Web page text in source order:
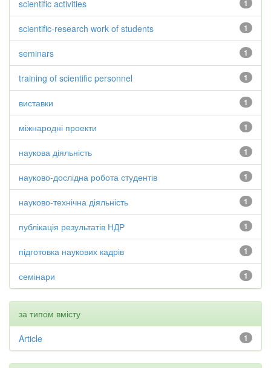
1
scientific activities
1
scientific-research work of students
1
seminars
1
training of scientific personnel
1
виставки
1
міжнародні проекти
1
наукова діяльність
1
науково-дослідна робота студентів
1
науково-технічна діяльність
1
публікація результатів НДР
1
підготовка наукових кадрів
1
семінари
за типом вмісту
1
Article